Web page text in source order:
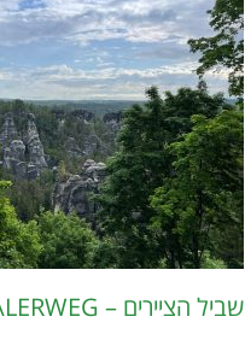
שביל הציירים – MALERWEG – בגרמניה